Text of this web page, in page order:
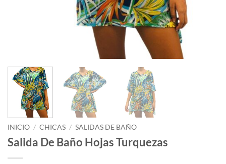
INICIO / CHICAS / SALIDAS DE BAÑO
Salida De Baño Hojas Turquezas